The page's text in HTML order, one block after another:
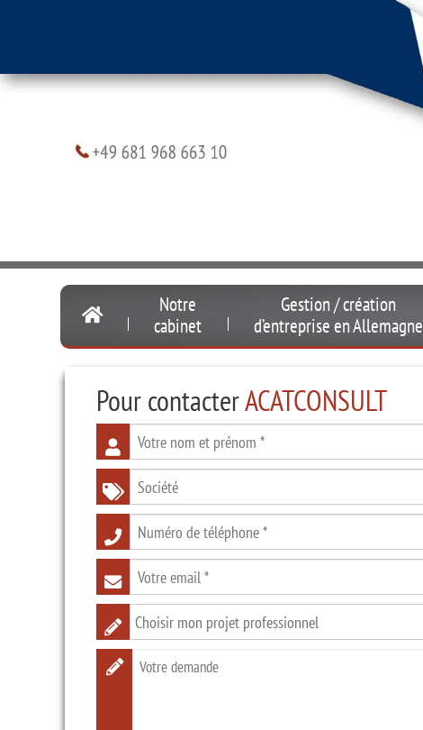
Notre
cabinet
Gestion / création
d’entrepriseen Allemagne
Pour contacterACATCONSULT